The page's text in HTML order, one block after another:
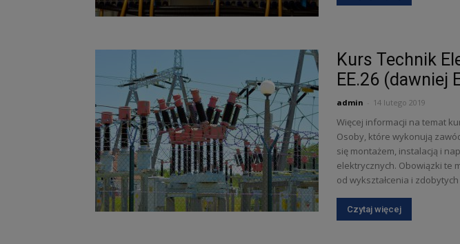
Kurs Technik
EE.26 (dawniej
admin 14 lutego 2019
Więcej informacji na temat
Osoby, które wykonują
się montażem, instalacją i
elektrycznych. Obowiązki te
od wykształcenia i
Czytaj więcej